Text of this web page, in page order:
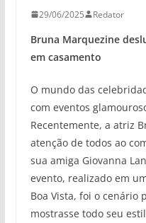
29/06/2025 Redator
Bruna Marquezine
em casamento
O mundo das
com eventos
Recentemente, a atriz
atenção de todos ao
sua amiga Giovanna
evento, realizado em
Boa Vista, foi o cenário
mostrasse todo seu